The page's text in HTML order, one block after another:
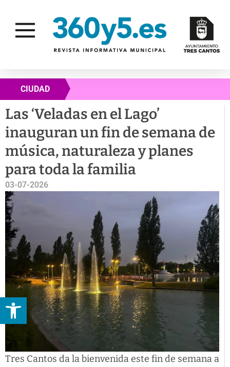
Abrir barra de herramientas
CIUDAD
Las ‘Veladas en el Lago’
inauguran un fin de semana de
música, naturaleza y planes
para toda la familia
03-07-2026
Tres Cantos da la bienvenida este fin de semana a